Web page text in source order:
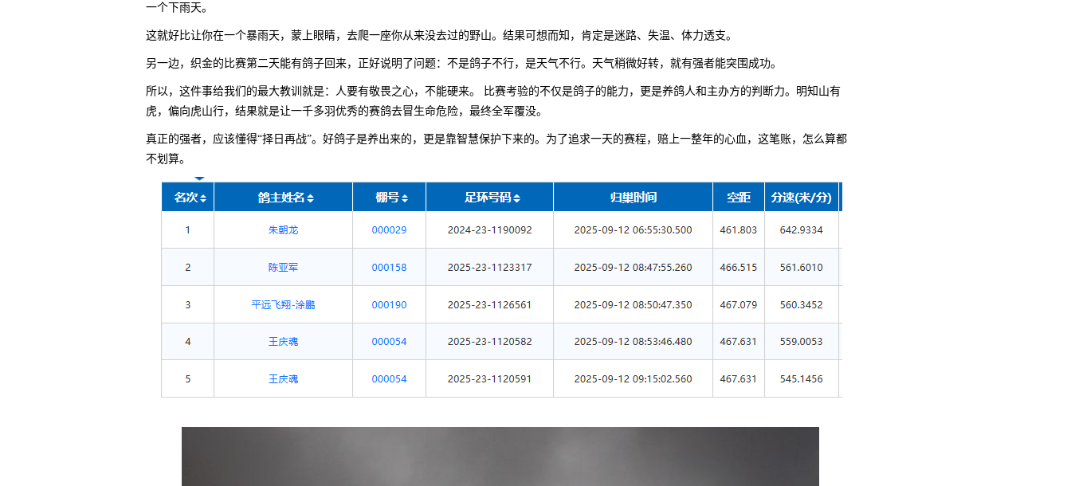
一个​​下雨天​​。
这就好比让你在一个暴雨天，蒙上眼睛，去爬一座你从来没去过的野山。结果可想而知，肯定是迷路、失温、体力透支。
另一边，织金的比赛第二天能有鸽子回来，正好说明了问题：​​不是鸽子不行，是天气不行​​。天气稍微好转，就有强者能突围成功。
所以，这件事给我们的最大教训就是：​​人要有敬畏之心，不能硬来。​​ 比赛考验的不仅是鸽子的能力，更是养鸽人和主办方的判断力。明知山有
虎，偏向虎山行，结果就是让一千多羽优秀的赛鸽去冒生命危险，最终全军覆没。
真正的强者，应该懂得“择日再战”。好鸽子是养出来的，更是靠智慧保护下来的。为了追求一天的赛程，赔上一整年的心血，这笔账，怎么算都
不划算。